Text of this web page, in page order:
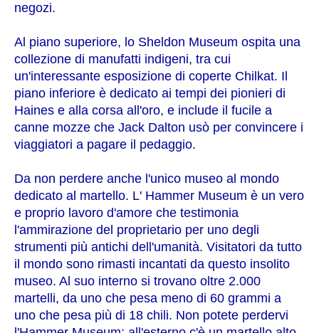
negozi.
Al piano superiore, lo Sheldon Museum ospita una
collezione di manufatti indigeni, tra cui
un'interessante esposizione di coperte Chilkat. Il
piano inferiore è dedicato ai tempi dei pionieri di
Haines e alla corsa all'oro, e include il fucile a
canne mozze che Jack Dalton usò per convincere i
viaggiatori a pagare il pedaggio.
Da non perdere anche l'unico museo al mondo
dedicato al martello. L' Hammer Museum è un vero
e proprio lavoro d'amore che testimonia
l'ammirazione del proprietario per uno degli
strumenti più antichi dell'umanità. Visitatori da tutto
il mondo sono rimasti incantati da questo insolito
museo. Al suo interno si trovano oltre 2.000
martelli, da uno che pesa meno di 60 grammi a
uno che pesa più di 18 chili. Non potete perdervi